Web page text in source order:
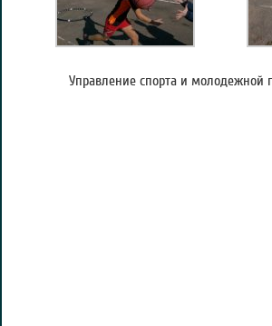
Управление спорта и молодежной